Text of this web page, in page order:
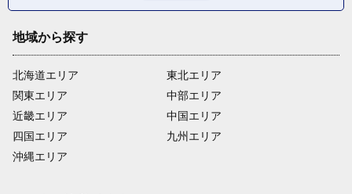
地域から探す
北海道エリア
関東エリア
近畿エリア
四国エリア
沖縄エリア
東北エリア
中部エリア
中国エリア
九州エリア